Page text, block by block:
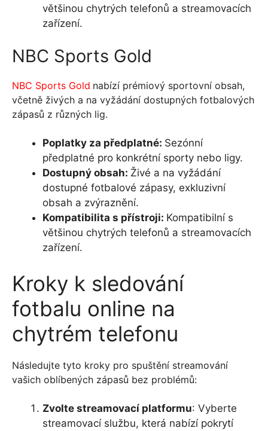
většinou chytrých telefonů a streamovacích
zařízení.
NBC Sports Gold
NBC Sports Gold nabízí prémiový sportovní obsah,
včetně živých a na vyžádání dostupných fotbalových
zápasů z různých lig.
Poplatky za předplatné: Sezónní
předplatné pro konkrétní sporty nebo ligy.
Dostupný obsah: Živé a na vyžádání
dostupné fotbalové zápasy, exkluzivní
obsah a zvýraznění.
Kompatibilita s přístroji: Kompatibilní s
většinou chytrých telefonů a streamovacích
zařízení.
Kroky k sledování
fotbalu online na
chytrém telefonu
Následujte tyto kroky pro spuštění streamování
vašich oblíbených zápasů bez problémů:
Zvolte streamovací platformu: Vyberte
streamovací službu, která nabízí pokrytí